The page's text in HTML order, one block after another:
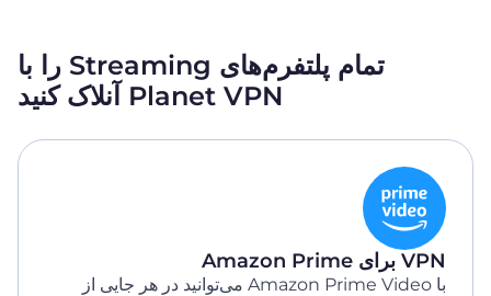
تمام پلتفرم‌های Streaming را با
Planet VPN آنلاک کنید
VPN برای Amazon Prime
با Amazon Prime Video می‌توانید در هر جایی از